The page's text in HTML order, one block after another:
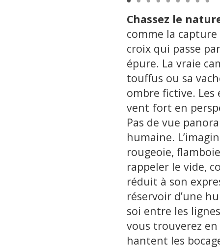
Chassez le
comme la capture
croix qui passe
épure. La vraie
touffus ou sa
ombre fictive. Les
vent fort en
Pas de vue
humaine.
rougeoie,
rappeler le vide,
réduit à son
réservoir d’une
soi entre les
vous trouverez
hantent les